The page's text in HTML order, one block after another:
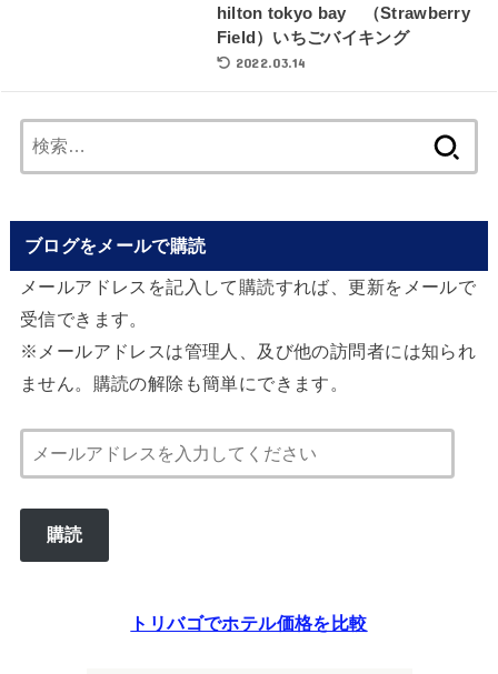
hilton tokyo bay （Strawberry
Field）いちごバイキング
2022.03.14
索:
ブログをメールで購読
メールアドレスを記入して購読すれば、更新をメールで
受信できます。
※メールアドレスは管理人、及び他の訪問者には知られ
ません。購読の解除も簡単にできます。
ー
ル
購読
トリバゴでホテル価格を比較